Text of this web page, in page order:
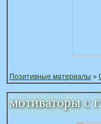
Позитивные материалы »
мотиваторы с